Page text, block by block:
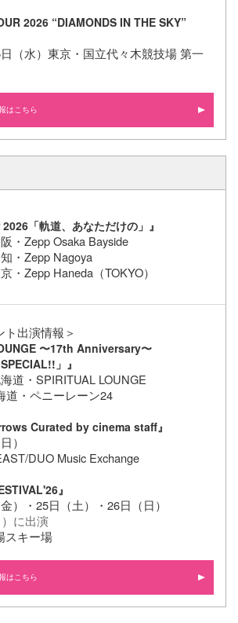
2026 “DIAMONDS IN THE SKY”
（水）東京・国立代々木競技場 第一
はこちら
「軌道、あなただけの」』
・Zepp Osaka Bayside
・Zepp Nagoya
・Zepp Haneda（TOKYO）
ト出演情報＞
〜17th Anniversary〜
」』
道・SPIRITUAL LOUNGE
道・ペニーレーン24
Curated by cinema staff』
）
DUO Music Exchange
』
）・25日（土）・26日（日）
に出演
スキー場
はこちら